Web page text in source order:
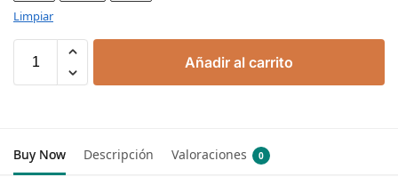
Limpiar
Añadir al carrito
Buy Now Descripción Valoraciones 0